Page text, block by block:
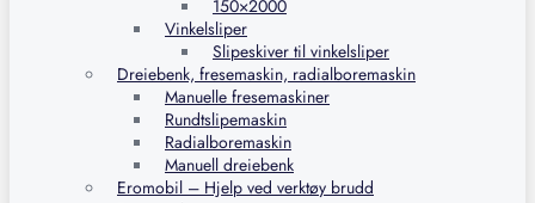
150×2000
Vinkelsliper
Slipeskiver til vinkelsliper
Dreiebenk, fresemaskin, radialboremaskin
Manuelle fresemaskiner
Rundtslipemaskin
Radialboremaskin
Manuell dreiebenk
Eromobil – Hjelp ved verktøy brudd